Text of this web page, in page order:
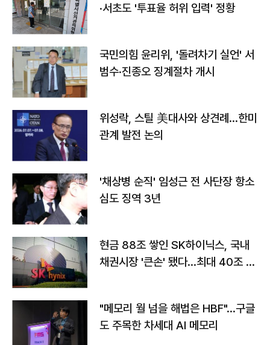
·서초도 '투표율 허위 입력' 정황
국민의힘 윤리위, '돌려차기 실언' 서
범수·진종오 징계절차 개시
위성락, 스틸 美대사와 상견례…한미
관계 발전 논의
'채상병 순직' 임성근 전 사단장 항소
심도 징역 3년
현금 88조 쌓인 SK하이닉스, 국내
채권시장 '큰손' 됐다…최대 40조 투
"메모리 월 넘을 해법은 HBF"…구글
도 주목한 차세대 AI 메모리